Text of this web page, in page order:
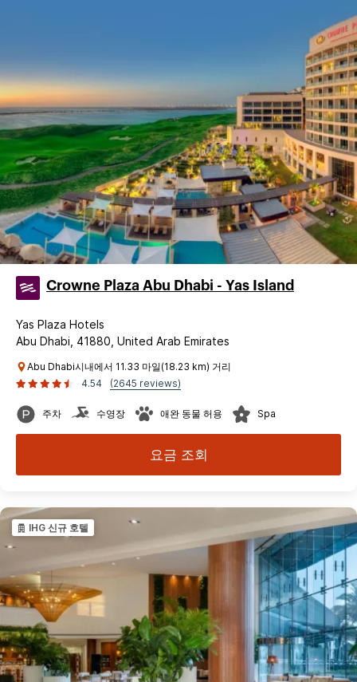
Crowne Plaza Abu Dhabi - Yas Island
Yas Plaza Hotels
Abu Dhabi, 41880, United Arab Emirates
Abu Dhabi시내에서 11.33 마일(18.23 km) 거리
4.54
(2645 reviews)
주차 수영장 애완 동물 허용 Spa
요금 조회
IHG 신규 호텔